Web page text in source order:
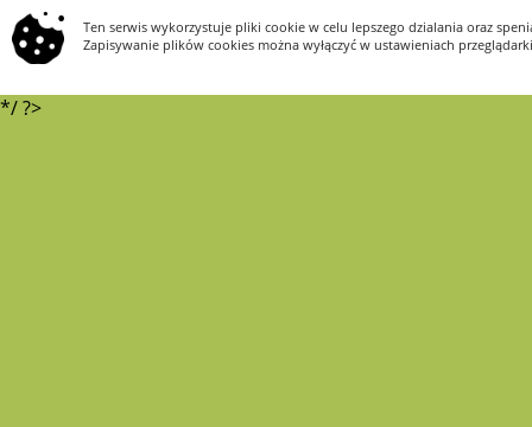
Ten serwis wykorzystuje pliki cookie w celu lepszego dzialania oraz
Zapisywanie plików cookies można wyłączyć w ustawieniach
*/ ?>